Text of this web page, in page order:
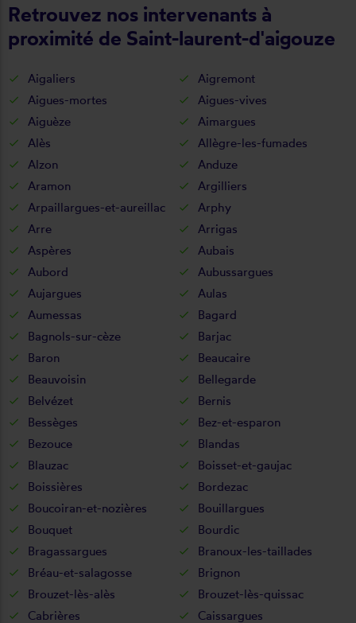
de la pose je recommande ????
Retrouvez nos intervenants à
proximité de Saint-laurent-d'aigouze
Aigaliers
Aigremont
Aigues-mortes
Aigues-vives
Aiguèze
Aimargues
Alès
Allègre-les-fumades
Alzon
Anduze
Aramon
Argilliers
Arpaillargues-et-aureillac
Arphy
Arre
Arrigas
Aspères
Aubais
Aubord
Aubussargues
Aujargues
Aulas
Aumessas
Bagard
Bagnols-sur-cèze
Barjac
Baron
Beaucaire
Beauvoisin
Bellegarde
Belvézet
Bernis
Bessèges
Bez-et-esparon
Bezouce
Blandas
Blauzac
Boisset-et-gaujac
Boissières
Bordezac
Boucoiran-et-nozières
Bouillargues
Bouquet
Bourdic
Bragassargues
Branoux-les-taillades
Bréau-et-salagosse
Brignon
Brouzet-lès-alès
Brouzet-lès-quissac
Cabrières
Caissargues